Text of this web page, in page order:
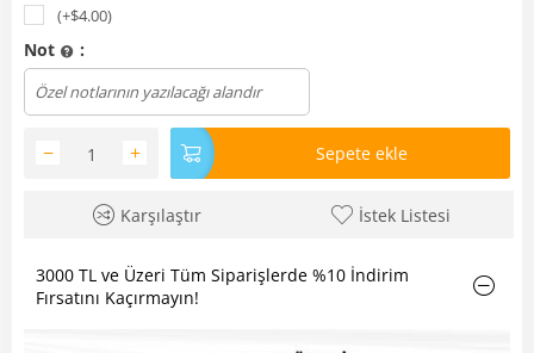
(+$4.00)
Dosya yükle
Not :
+
− Sepete ekle
Karşılaştır İstek Listesi
3000 TL ve Üzeri Tüm Siparişlerde %10 İndirim
Fırsatını Kaçırmayın!